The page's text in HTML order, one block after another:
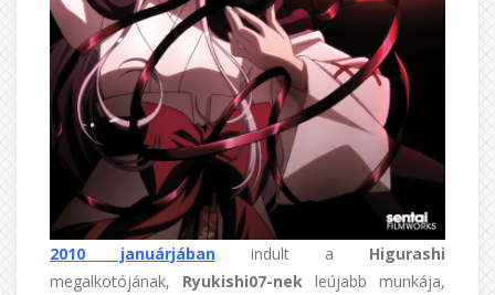
2010 januárjában indult a Higurashi
megalkotójának, Ryukishi07-nek leújabb munkája,